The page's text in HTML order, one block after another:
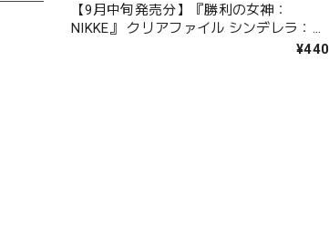
【9月中旬発売分】『勝利の女神：
NIKKE』 クリアファイル シンデレラ：ク
¥440